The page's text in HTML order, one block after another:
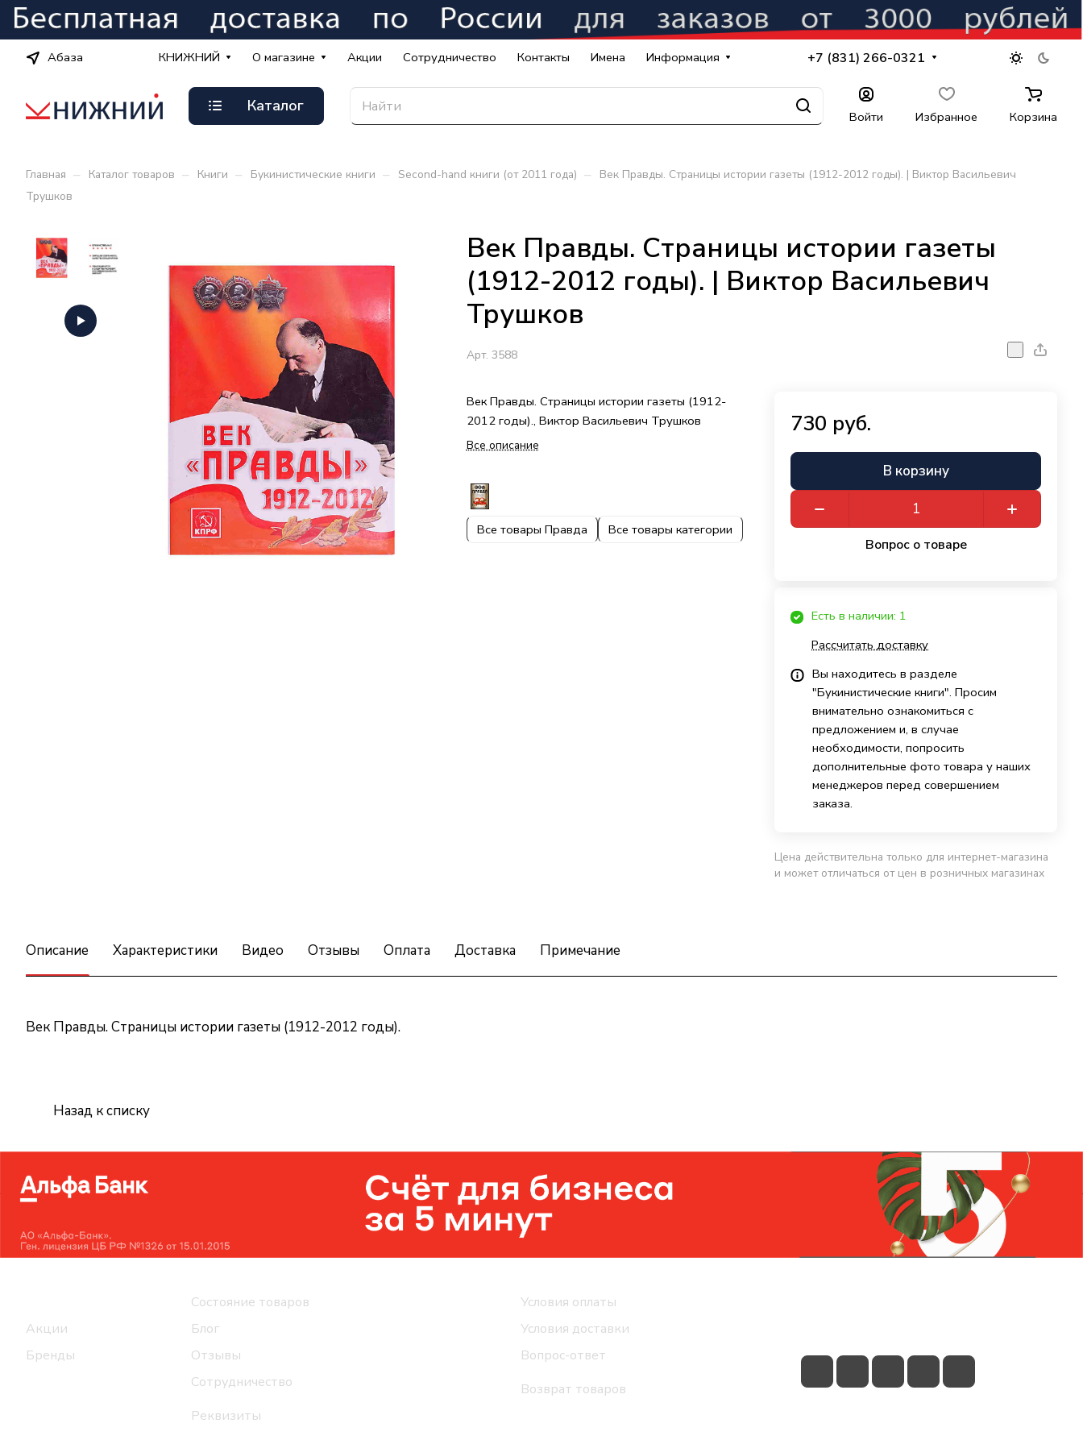
Абаза КНИЖНИЙ О магазине Акции Сотрудничество Контакты Имена Информация +7 (831) 266-0321
Каталог
Войти Избранное Корзина
Главная – Каталог товаров – Книги – Букинистические книги – Second-hand книги (от 2011 года) –
Век Правды. Страницы истории газеты (1912-2012 годы). | Виктор Васильевич
Трушков
Век Правды. Страницы истории газеты
(1912-2012 годы). | Виктор Васильевич
Трушков
Арт. 3588
Век Правды. Страницы истории газеты (1912-
2012 годы)., Виктор Васильевич Трушков
Все описание
Все товары Правда Все товары категории
730 руб.
В корзину
Вопрос о товаре
Есть в наличии: 1
Рассчитать доставку
Вы находитесь в разделе
"Букинистические книги". Просим
внимательно ознакомиться с
предложением и, в случае
необходимости, попросить
дополнительные фото товара у наших
менеджеров перед совершением
заказа.
Цена действительна только для интернет-магазина
и может отличаться от цен в розничных магазинах
Описание Характеристики Видео Отзывы Оплата Доставка Примечание
Век Правды. Страницы истории газеты (1912-2012 годы).
Назад к списку
Акции
Бренды
Состояние товаров
Блог
Отзывы
Сотрудничество
Реквизиты
Условия оплаты
Условия доставки
Вопрос-ответ
Возврат товаров